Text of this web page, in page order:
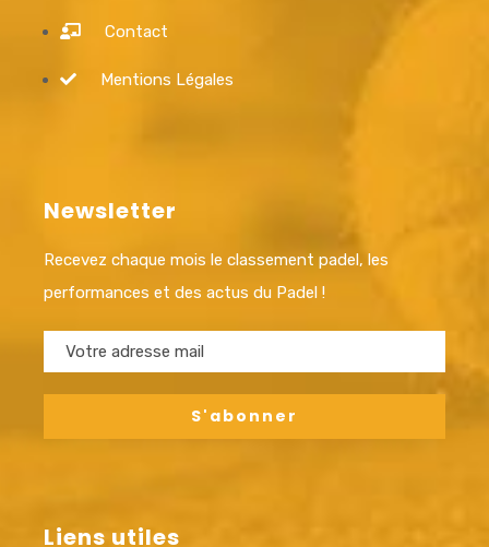
Contact
Mentions Légales
Newsletter
Recevez chaque mois le classement padel, les
performances et des actus du Padel !
Liens utiles